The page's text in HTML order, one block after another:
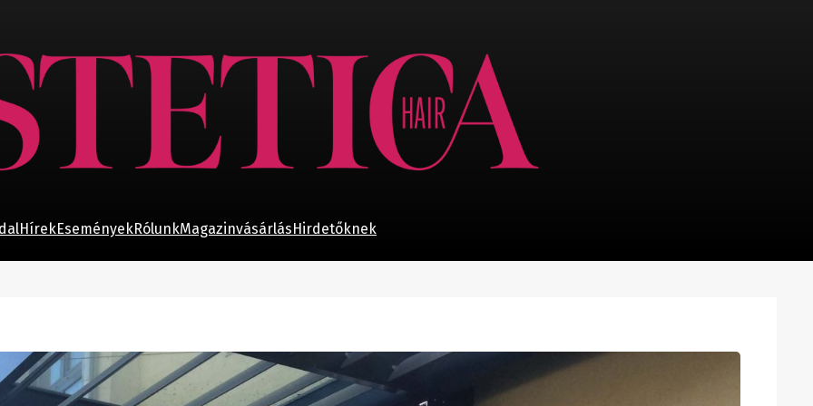
HírekEseményekRólunkMagazinvásárlásHirdetőknek